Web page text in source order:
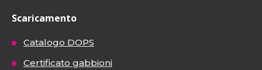
Scaricamento
Catalogo DOPS
Certificato gabbioni